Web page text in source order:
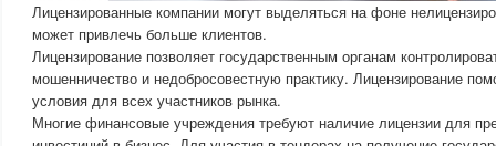
Лицензированные компании могут выделяться на фоне
может привлечь больше клиентов.
Лицензирование позволяет государственным органам
мошенничество и недобросовестную практику. Лицензирование
условия для всех участников рынка.
Многие финансовые учреждения требуют наличие лицензии для